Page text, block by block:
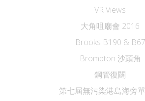
VR Views
大角咀廟會 2016
Brooks B190 & B67
Brompton 沙頭角
鋼管復闢
第七屆無污染港島海旁